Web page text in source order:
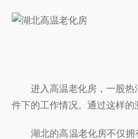
进入高温老化房，一股热浪
件下的工作情况。通过这样
湖北的高温老化房不仅拥有